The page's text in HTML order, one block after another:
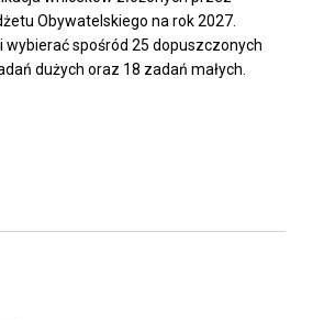
Obywatelskiego na rok 2027.
wybierać spośród 25 dopuszczonych
dużych oraz 18 zadań małych.